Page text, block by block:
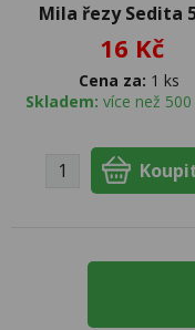
Mila řezy Sedita
16 Kč
Cena za: 1 ks
Skladem: více než 500